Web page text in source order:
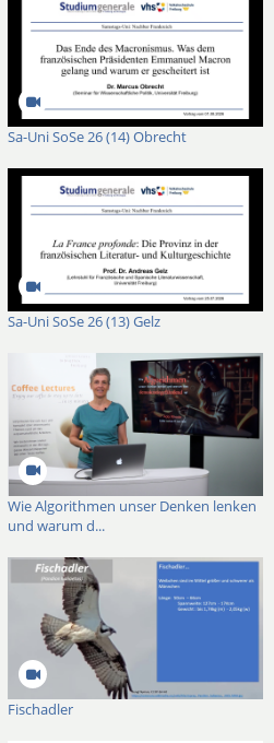
Sa-Uni SoSe 26 (14) Obrecht
Sa-Uni SoSe 26 (13) Gelz
Wie Algorithmen unser Denken lenken
und warum d...
Fischadler